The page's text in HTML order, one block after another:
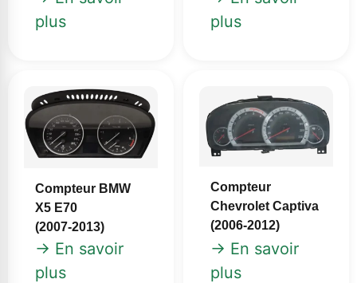
plus
plus
Compteur BMW
X5 E70
(2007‑2013)
→ En savoir
plus
Compteur
Chevrolet Captiva
(2006-2012)
→ En savoir
plus